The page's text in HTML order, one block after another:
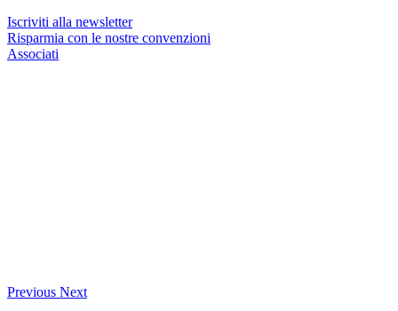
Iscriviti alla newsletter
Risparmia con le nostre convenzioni
Associati
Previous Next